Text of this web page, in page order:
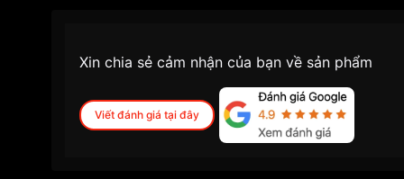
Xin chia sẻ cảm nhận của bạn về sản phẩm
Viết đánh giá tại đây